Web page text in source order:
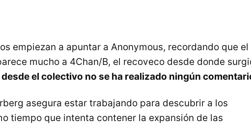
empiezan a apuntar a Anonymous, recordando que el
mucho a 4Chan/B, el recoveco desde donde
desde el colectivo no se ha realizado ningún
asegura estar trabajando para descubrir a los
tiempo que intenta contener la expansión de las